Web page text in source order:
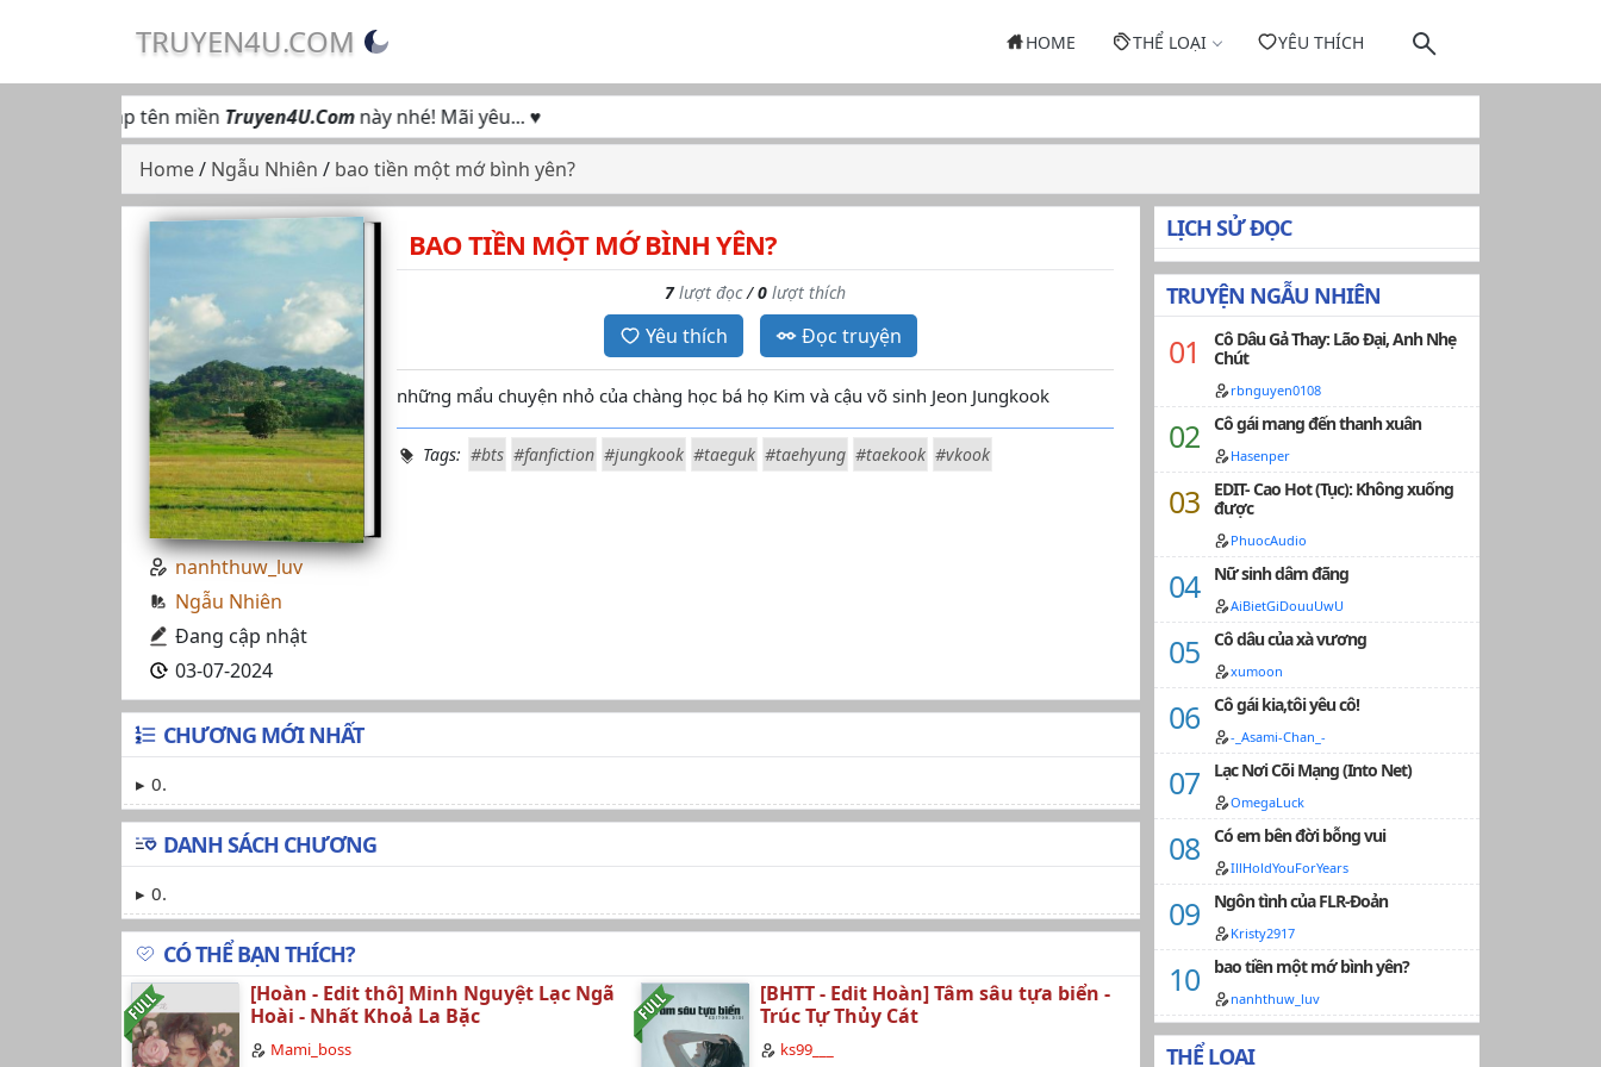
TRUYEN4U.COM HOME THỂ LOẠI YÊU THÍCH
truy cập tên miềnTruyen4U.Comnày nhé! Mãi yêu... ♥
Home/ Ngẫu Nhiên / bao tiền một mớ bình yên?
nanhthuw_luv
Ngẫu Nhiên
Đang cập nhật
03-07-2024
BAO TIỀN MỘT MỚ BÌNH YÊN?
7 lượt đọc/0 lượt thích
Yêu thích Đọc truyện
những mẩu chuyện nhỏ của chàng học bá họ Kim và cậu võ sinh Jeon Jungkook
Tags: #bts #fanfiction #jungkook #taeguk #taehyung #taekook #vkook
CHƯƠNG MỚI NHẤT
0.
DANH SÁCH CHƯƠNG
0.
CÓ THỂ BẠN THÍCH?
[Hoàn - Edit thô] Minh Nguyệt Lạc Ngã
Hoài - Nhất Khoả La Bặc
Mami_boss
[BHTT - Edit Hoàn] Tâm sâu tựa biển -
Trúc Tự Thủy Cát
ks99___
LỊCH SỬ ĐỌC
TRUYỆN NGẪU NHIÊN
Cô Dâu Gả Thay: Lão Đại, Anh Nhẹ
Chút
rbnguyen0108
Cô gái mang đến thanh xuân
Hasenper
EDIT- Cao Hot (Tục): Không xuống
được
PhuocAudio
Nữ sinh dâm đãng
AiBietGiDouuUwU
Cô dâu của xà vương
xumoon
Cô gái kia,tôi yêu cô!
-_Asami-Chan_-
Lạc Nơi Cõi Mạng (Into Net)
OmegaLuck
Có em bên đời bỗng vui
IllHoldYouForYears
Ngôn tình của FLR-Đoản
Kristy2917
bao tiền một mớ bình yên?
nanhthuw_luv
THỂ LOẠI